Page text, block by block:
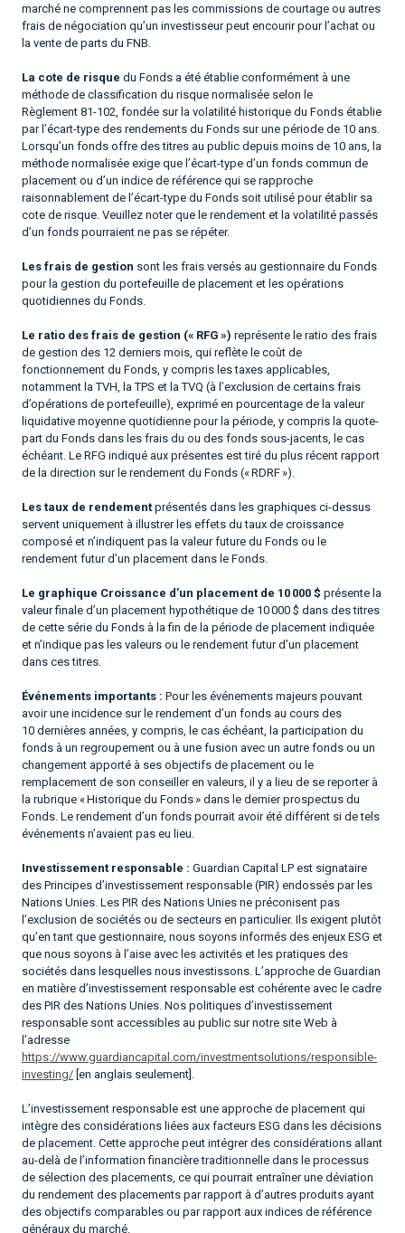
marché ne comprennent pas les commissions de courtage ou autres
frais de négociation qu’un investisseur peut encourir pour l’achat ou
la vente de parts du FNB.
La cote de risque du Fonds a été établie conformément à une
méthode de classification du risque normalisée selon le
Règlement 81-102, fondée sur la volatilité historique du Fonds établie
par l’écart-type des rendements du Fonds sur une période de 10 ans.
Lorsqu’un fonds offre des titres au public depuis moins de 10 ans, la
méthode normalisée exige que l’écart-type d’un fonds commun de
placement ou d’un indice de référence qui se rapproche
raisonnablement de l’écart-type du Fonds soit utilisé pour établir sa
cote de risque. Veuillez noter que le rendement et la volatilité passés
d’un fonds pourraient ne pas se répéter.
Les frais de gestion sont les frais versés au gestionnaire du Fonds
pour la gestion du portefeuille de placement et les opérations
quotidiennes du Fonds.
Le ratio des frais de gestion (« RFG ») représente le ratio des frais
de gestion des 12 derniers mois, qui reflète le coût de
fonctionnement du Fonds, y compris les taxes applicables,
notamment la TVH, la TPS et la TVQ (à l’exclusion de certains frais
d’opérations de portefeuille), exprimé en pourcentage de la valeur
liquidative moyenne quotidienne pour la période, y compris la quote-
part du Fonds dans les frais du ou des fonds sous-jacents, le cas
échéant. Le RFG indiqué aux présentes est tiré du plus récent rapport
de la direction sur le rendement du Fonds (« RDRF »).
Les taux de rendement présentés dans les graphiques ci-dessus
servent uniquement à illustrer les effets du taux de croissance
composé et n’indiquent pas la valeur future du Fonds ou le
rendement futur d’un placement dans le Fonds.
Le graphique Croissance d’un placement de 10 000 $ présente la
valeur finale d’un placement hypothétique de 10 000 $ dans des titres
de cette série du Fonds à la fin de la période de placement indiquée
et n’indique pas les valeurs ou le rendement futur d’un placement
dans ces titres.
Événements importants : Pour les événements majeurs pouvant
avoir une incidence sur le rendement d’un fonds au cours des
10 dernières années, y compris, le cas échéant, la participation du
fonds à un regroupement ou à une fusion avec un autre fonds ou un
changement apporté à ses objectifs de placement ou le
remplacement de son conseiller en valeurs, il y a lieu de se reporter à
la rubrique « Historique du Fonds » dans le dernier prospectus du
Fonds. Le rendement d’un fonds pourrait avoir été différent si de tels
événements n’avaient pas eu lieu.
Investissement responsable : Guardian Capital LP est signataire
des Principes d’investissement responsable (PIR) endossés par les
Nations Unies. Les PIR des Nations Unies ne préconisent pas
l’exclusion de sociétés ou de secteurs en particulier. Ils exigent plutôt
qu’en tant que gestionnaire, nous soyons informés des enjeux ESG et
que nous soyons à l’aise avec les activités et les pratiques des
sociétés dans lesquelles nous investissons. L’approche de Guardian
en matière d’investissement responsable est cohérente avec le cadre
des PIR des Nations Unies. Nos politiques d’investissement
responsable sont accessibles au public sur notre site Web à
l’adresse
https://www.guardiancapital.com/investmentsolutions/responsible-
investing/ [en anglais seulement].
L’investissement responsable est une approche de placement qui
intègre des considérations liées aux facteurs ESG dans les décisions
de placement. Cette approche peut intégrer des considérations allant
au-delà de l’information financière traditionnelle dans le processus
de sélection des placements, ce qui pourrait entraîner une déviation
du rendement des placements par rapport à d’autres produits ayant
des objectifs comparables ou par rapport aux indices de référence
généraux du marché.